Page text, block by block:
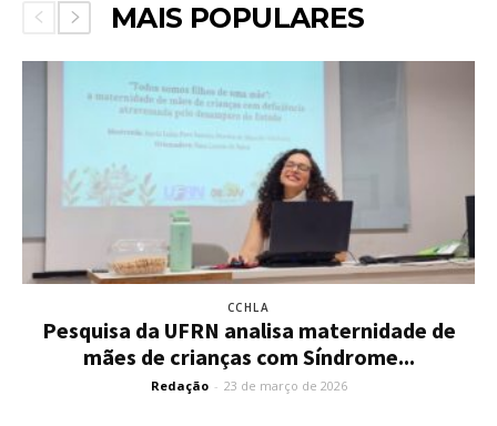
MAIS POPULARES
CCHLA
Pesquisa da UFRN analisa maternidade de
mães de crianças com Síndrome...
Redação - 23 de março de 2026